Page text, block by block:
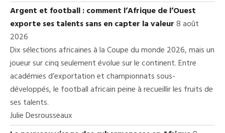
Argent et football : comment l’Afrique de l’Ouest
exporte ses talents sans en capter la valeur8 août
2026
Dix sélections africaines à la Coupe du monde 2026, mais un
joueur sur cinq seulement évolue sur le continent. Entre
académies d’exportation et championnats sous-
développés, le football africain peine à recueillir les fruits de
ses talents.
Julie Desrousseaux